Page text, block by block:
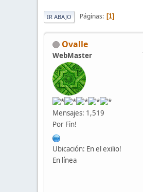
IR ABAJO Páginas 1
Ovalle
WebMaster
Mensajes: 1,519
Por Fin!
Ubicación: En el exilio!
En línea